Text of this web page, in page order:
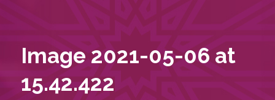
Image 2021-05-06 at
15.42.422